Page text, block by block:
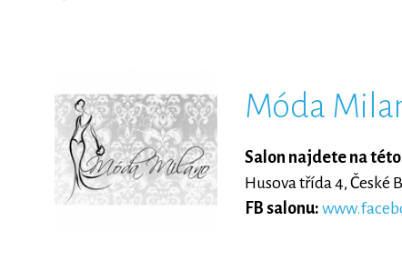
Móda
Salon najdete na
Husova třída 4, České
FB salonu: